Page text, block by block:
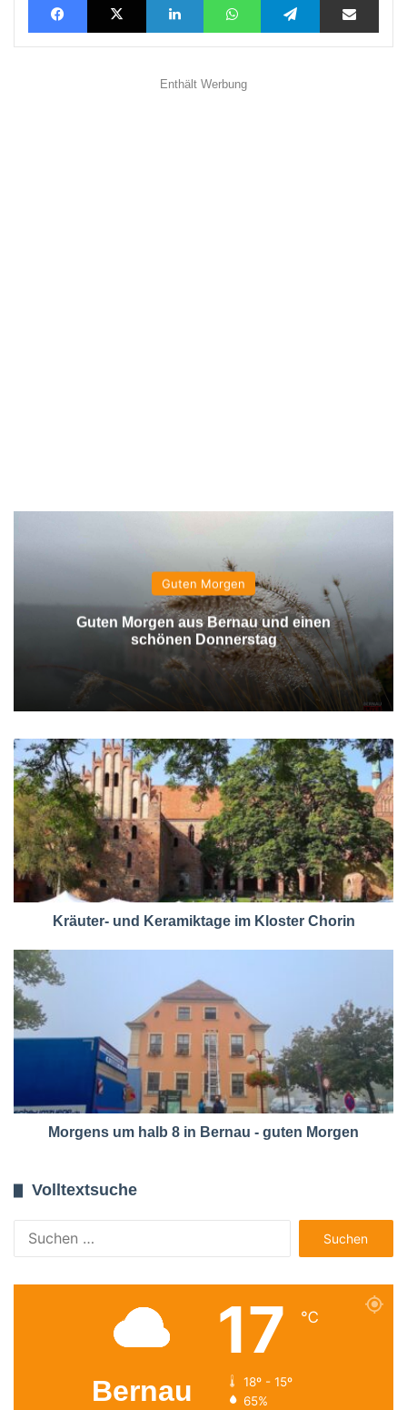
Enthält Werbung
Guten Morgen
Guten Morgen aus Bernau und einen
schönen Donnerstag
Kräuter- und Keramiktage im Kloster Chorin
Morgens um halb 8 in Bernau - guten Morgen
Volltextsuche
nach:
Bernau
17 ℃
18º - 15º
65%